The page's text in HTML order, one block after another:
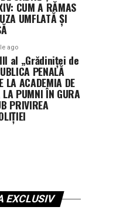
CUM A RĂMAS
UMFLATĂ ȘI
ago
al „Grădiniței de
PENALĂ
LA ACADEMIA DE
PUMNI ÎN GURA
PRIVIREA
EXCLUSIV